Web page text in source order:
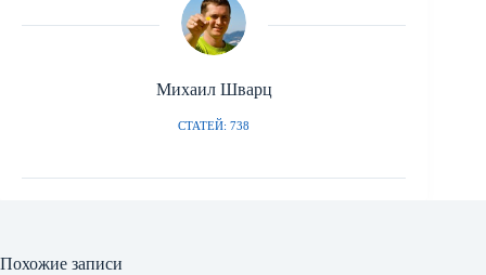
Михаил Шварц
СТАТЕЙ: 738
Похожие записи